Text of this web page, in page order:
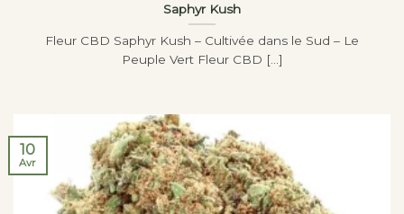
Saphyr Kush
Fleur CBD Saphyr Kush – Cultivée dans le Sud – Le
Peuple Vert Fleur CBD [...]
10
Avr